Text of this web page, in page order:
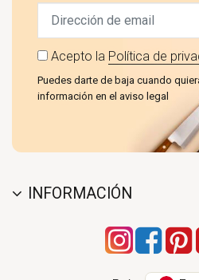
Acepto la Política de
Puedes darte de baja cuando
información en el aviso legal
INFORMACIÓN